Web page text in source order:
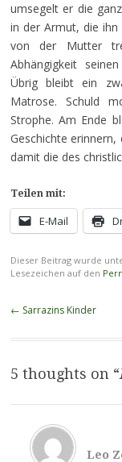
umsegelt er die
in der Armut, die
von der Mutter
Abhängigkeit
Übrig bleibt ein
Matrose. Schuld
Strophe. Am Ende
Geschichte
damit die des
Teilen mit:
E-Mail
Dieser Beitrag wurde
Lesezeichen auf den
Beitragsnavigation
← Sarrazins Kinder
5 thoughts on “
Leo